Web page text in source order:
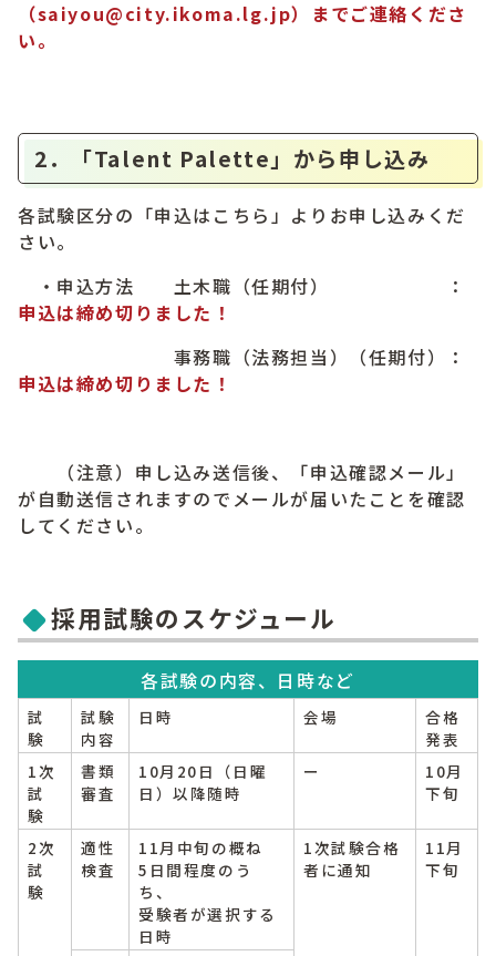
（saiyou@city.ikoma.lg.jp）までご連絡くださ
い。
2．「Talent Palette」から申し込み
各試験区分の「申込はこちら」よりお申し込みくだ
さい。
・申込方法 土木職（任期付） ：
申込は締め切りました！
事務職（法務担当）（任期付）：
申込は締め切りました！
（注意）申し込み送信後、「申込確認メール」
が自動送信されますのでメールが届いたことを確認
してください。
採用試験のスケジュール
各試験の内容、日時など
試
験
試験
内容
日時 会場
合格
発表
1次
試
験
書類
審査
10月20日（日曜
日）以降随時
ー
10月
下旬
2次
試
験
適性
検査
11月中旬の概ね
5日間程度のう
ち、
受験者が選択する
日時
1次試験合格
者に通知
11月
下旬